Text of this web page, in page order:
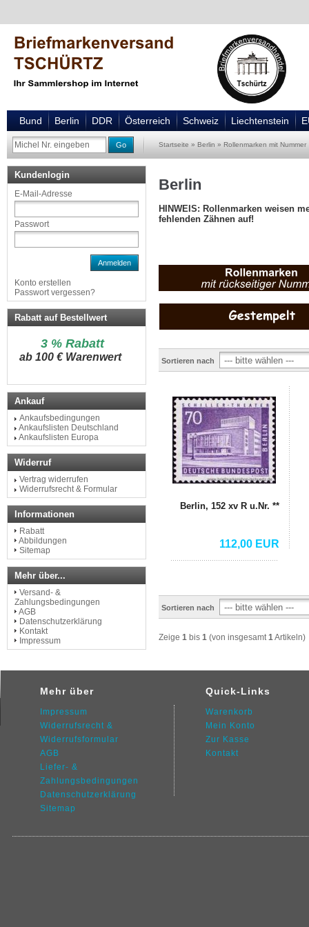
Bund Berlin DDR Österreich Schweiz Liechtenstein
Go Startseite » Berlin » Rollenmarken mit Nummer
Berlin
HINWEIS: Rollenmarken weisen
fehlenden Zähnen auf!
Sortieren nach
Berlin, 152 xv R u.Nr. **
112,00 EUR
Sortieren nach
Zeige 1 bis 1 (von insgesamt1Artikeln)
Kundenlogin
E-Mail-Adresse
Passwort
Anmelden
Konto erstellen
Passwort vergessen?
Rabatt auf Bestellwert
3 % Rabatt
ab 100 € Warenwert
Ankauf
Ankaufsbedingungen
Ankaufslisten Deutschland
Ankaufslisten Europa
Widerruf
Vertrag widerrufen
Widerrufsrecht & Formular
Informationen
Rabatt
Abbildungen
Sitemap
Mehr über...
Versand- &
Zahlungsbedingungen
AGB
Datenschutzerklärung
Kontakt
Impressum
Mehr über
Impressum
Widerrufsrecht &
Widerrufsformular
AGB
Liefer- &
Zahlungsbedingungen
Datenschutzerklärung
Sitemap
Quick-Links
Warenkorb
Mein Konto
Zur Kasse
Kontakt